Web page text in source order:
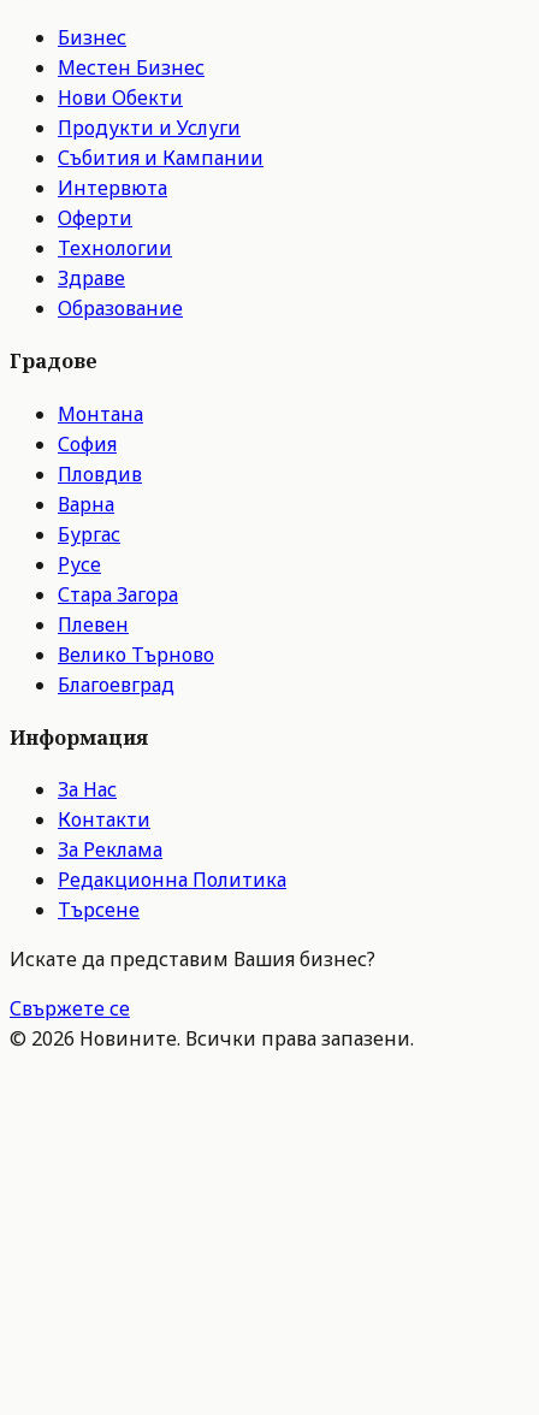
Бизнес
Местен Бизнес
Нови Обекти
Продукти и Услуги
Събития и Кампании
Интервюта
Оферти
Технологии
Здраве
Образование
Градове
Монтана
София
Пловдив
Варна
Бургас
Русе
Стара Загора
Плевен
Велико Търново
Благоевград
Информация
За Нас
Контакти
За Реклама
Редакционна Политика
Търсене
Искате да представим Вашия бизнес?
Свържете се
© 2026 Новините. Всички права запазени.